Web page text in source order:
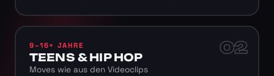
02
9–16+ JAHRE
TEENS & HIP HOP
Moves wie aus den Videoclips